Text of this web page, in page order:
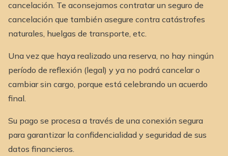
cancelación. Te aconsejamos contratar un seguro de
cancelación que también asegure contra catástrofes
naturales, huelgas de transporte, etc.
Una vez que haya realizado una reserva, no hay ningún
período de reflexión (legal) y ya no podrá cancelar o
cambiar sin cargo, porque está celebrando un acuerdo
final.
Su pago se procesa a través de una conexión segura
para garantizar la confidencialidad y seguridad de sus
datos financieros.